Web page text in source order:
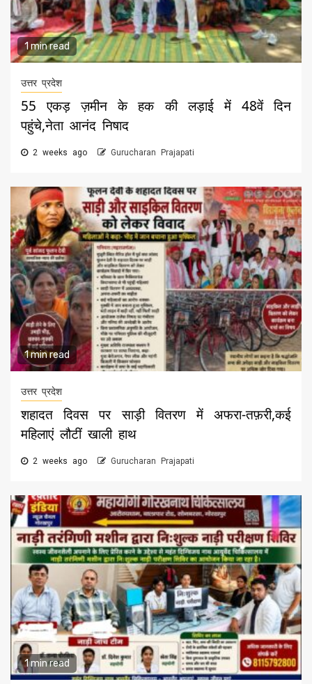
1 min read
उत्तर प्रदेश
55 एकड़ ज़मीन के हक की लड़ाई में 48वें दिन
पहुंचे,नेता आनंद निषाद
2 weeks ago Gurucharan Prajapati
1 min read
उत्तर प्रदेश
शहादत दिवस पर साड़ी वितरण में अफरा-तफ़री,कई
महिलाएं लौटीं खाली हाथ
2 weeks ago Gurucharan Prajapati
1 min read